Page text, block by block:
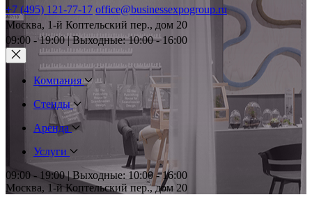
+7 (495) 121-77-17 office@businessexpogroup.ru
Москва, 1-й Коптельский пер., дом 20
09:00 - 19:00 | Выходные: 10:00 - 16:00
Компания
Стенды
Аренда
Услуги
09:00 - 19:00 | Выходные: 10:00 - 16:00
Москва, 1-й Коптельский пер., дом 20